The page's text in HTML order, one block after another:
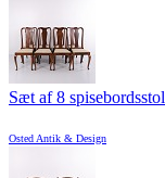
Sæt af 8
Osted Antik & Design